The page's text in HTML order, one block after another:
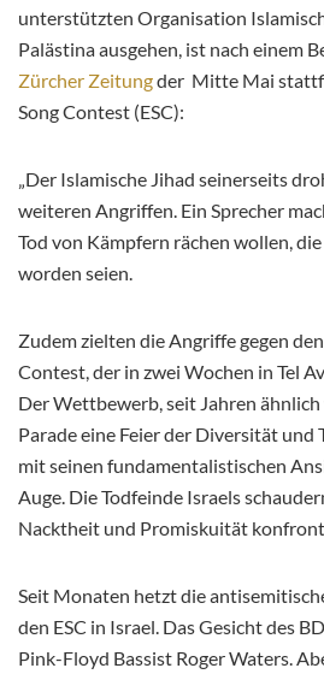
unterstützten Organisation
Palästina ausgehen, ist nach einem
Zürcher Zeitungder Mitte Mai
Song Contest (ESC):
„Der Islamische Jihad seinerseits
weiteren Angriffen. Ein Sprecher
Tod von Kämpfern rächen wollen,
worden seien.
Zudem zielten die Angriffe gegen
Contest, der in zwei Wochen in Tel
Der Wettbewerb, seit Jahren
Parade eine Feier der Diversität und
mit seinen fundamentalistischen
Auge. Die Todfeinde Israels
Nacktheit und Promiskuität
Seit Monaten hetzt die
den ESC in Israel. Das Gesicht des
Pink-Floyd Bassist Roger Waters.